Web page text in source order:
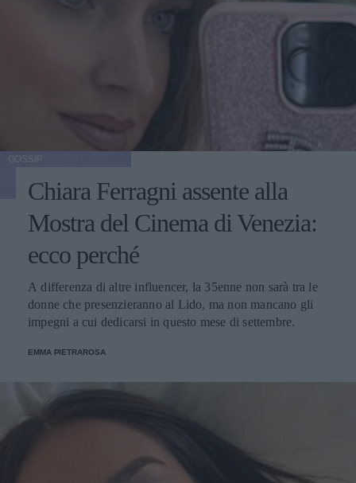
Chiara Ferragni assente alla
Mostra del Cinema di Venezia:
ecco perché
A differenza di altre influencer, la 35enne non sarà tra le
donne che presenzieranno al Lido, ma non mancano gli
impegni a cui dedicarsi in questo mese di settembre.
EMMA PIETRAROSA